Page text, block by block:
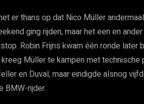
er thans op dat Nico Müller
ging rijden, maar het een en
Robin Frijns kwam één ronde later
Müller te kampen met
en Duval, maar eindigde alsnog
BMW-rijder.